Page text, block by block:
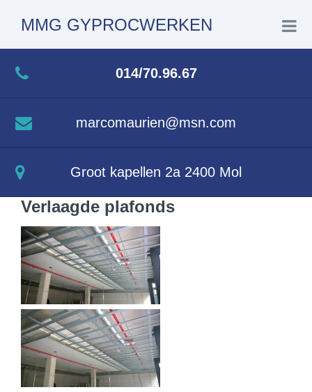
MMG GYPROCWERKEN
Home
Realisaties
Contact
014/70.96.67
marcomaurien@msn.com
Groot kapellen 2a 2400 Mol
Verlaagde plafonds